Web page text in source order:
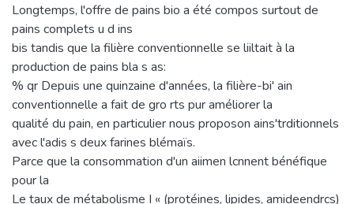
Longtemps, l'offre de pains bio a été compos surtout de
pains complets u d ins
bis tandis que la filière conventionnelle se liiltait à la
production de pains bla s as:
% qr Depuis une quinzaine d'années, la filière-bi' ain
conventionnelle a fait de gro rts pur améliorer la
qualité du pain, en particulier nous proposon ains'trditionnels
avec l'adis s deux farines blémaïs.
Parce que la consommation d'un aiimen lcnnent bénéfique
pour la
Le taux de métabolisme I « (protéines, lipides, amideendrcs)